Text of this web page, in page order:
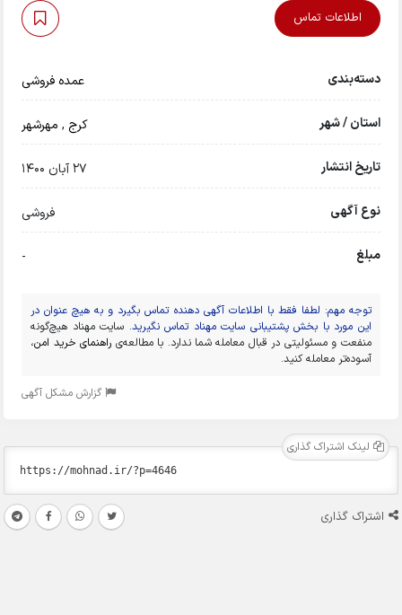
اطلاعات تماس
دسته‌بندی عمده فروشی
استان / شهر کرج , مهرشهر
تاریخ انتشار 27 آبان 1400
نوع آگهی فروشی
مبلغ -
توجه مهم: لطفا فقط با اطلاعات آگهی دهنده تماس بگیرد و به هیچ عنوان در
این مورد با بخش پشتیبانی سایت مهناد تماس نگیرید. سایت مهناد هیچ‌گونه
منفعت و مسئولیتی در قبال معامله شما ندارد. با مطالعه‌ی راهنمای خرید امن،
آسوده‌تر معامله کنید.
گزارش مشکل آگهی
لینک اشتراک گذاری
اشتراک گذاری